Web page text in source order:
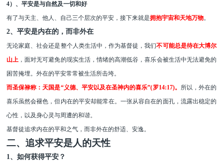
4）、平安是与自然及一切和好
有了与天主、他人、自己三个层次的平安，接下来就是拥抱宇宙和天地万物。
2、 平安是内在的，而非外在
无论家庭、社会还是整个人类生活中，作为基督徒，我们不可能总是待在大博尔
山上 ，面对无可避免的现实生活，情绪的高潮低谷 ，喜乐会被生活中无法避免的
困苦掩埋。 外在的平安常常被生活所击垮。
而圣保禄称：天国是“义德、平安以及在圣神内的喜乐”(罗14:17)。 所以，外在的
喜乐虽然会褪色 ，但 内在的平安却能常在。一张从容自在的面孔，流露出稳定的
心性 ，以及身心灵与周遭的和谐。
基督徒追求内在的平和之气，而非外在的舒适、安逸。
二、追求平安是人的天性
1、如何获得平安？